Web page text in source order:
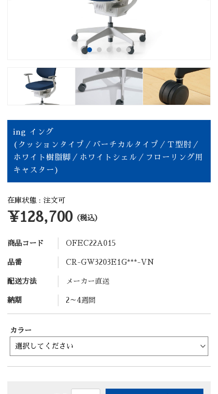
ing イング
(クッションタイプ／バーチカルタイプ／Ｔ型肘／
ホワイト樹脂脚／ホワイトシェル／フローリング用
キャスター)
在庫状態 : 注文可
¥128,700（税込）
商品コード OFEC22A015
品番 CR-GW3203E1G***-VN
配送方法 メーカー直送
納期 2～4週間
カラー